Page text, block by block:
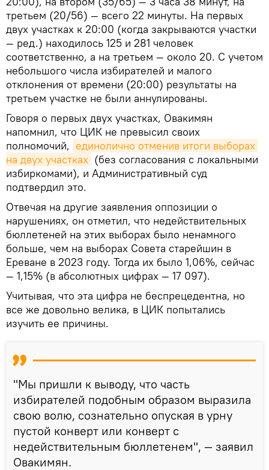
третьем (20/56) — всего 22 минуты. На первых
двух участках к 20:00 (когда закрываются участки
— ред.) находилось 125 и 281 человек
соответственно, а на третьем — около 20. С учетом
небольшого числа избирателей и малого
отклонения от времени (20:00) результаты на
третьем участке не были аннулированы.
Говоря о первых двух участках, Овакимян
напомнил, что ЦИК не превысил своих
полномочий, единолично отменив итоги выборах
на двух участках (без согласования с локальными
избиркомами), и Административный суд
подтвердил это.
Отвечая на другие заявления оппозиции о
нарушениях, он отметил, что недействительных
бюллетеней на этих выборах было ненамного
больше, чем на выборах Совета старейшин в
Ереване в 2023 году. Тогда их было 1,06%, сейчас
— 1,15% (в абсолютных цифрах — 17 097).
Учитывая, что эта цифра не беспрецедентна, но
все же довольно велика, в ЦИК попытались
изучить ее причины.
"Мы пришли к выводу, что часть
избирателей подобным образом выразила
свою волю, сознательно опуская в урну
пустой конверт или конверт с
недействительным бюллетенем", — заявил
Овакимян.